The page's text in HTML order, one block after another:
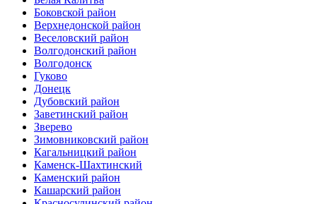
Боковской район
Верхнедонской район
Веселовский район
Волгодонский район
Волгодонск
Гуково
Донецк
Дубовский район
Заветинский район
Зверево
Зимовниковский район
Кагальницкий район
Каменск-Шахтинский
Каменский район
Кашарский район